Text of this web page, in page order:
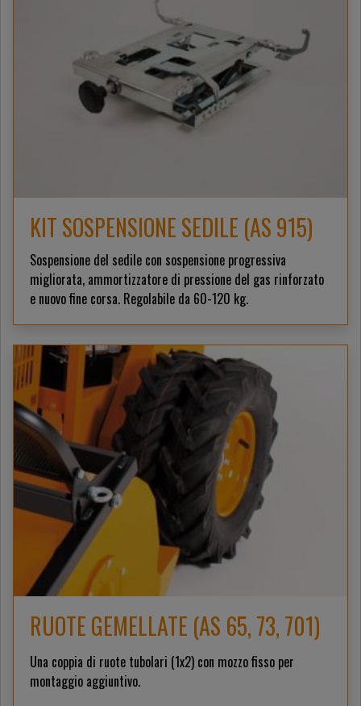
KIT SOSPENSIONE SEDILE (AS 915)
Sospensione del sedile con sospensione progressiva
migliorata, ammortizzatore di pressione del gas rinforzato
e nuovo fine corsa. Regolabile da 60-120 kg.
RUOTE GEMELLATE (AS 65, 73, 701)
Una coppia di ruote tubolari (1x2) con mozzo fisso per
montaggio aggiuntivo.